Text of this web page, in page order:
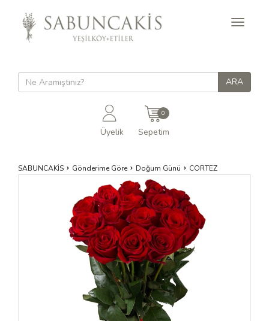
Toggle
Üyelik
0
Sepetim
SABUNCAKİS Gönderime Göre Doğum Günü CORTEZ